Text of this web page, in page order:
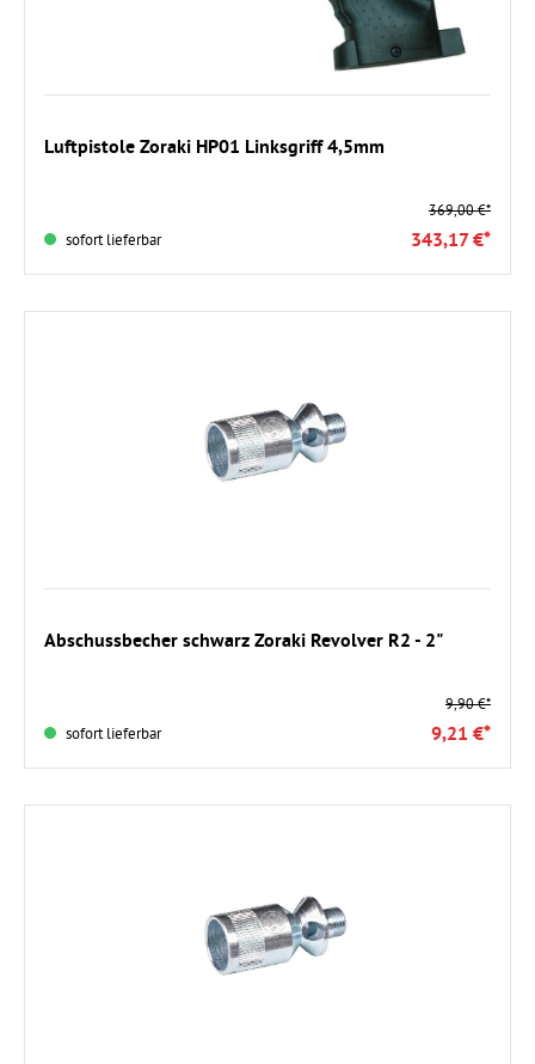
Luftpistole Zoraki HP01 Linksgriff 4,5mm
sofort lieferbar
369,00 €*
343,17 €*
Abschussbecher schwarz Zoraki Revolver R2 - 2"
sofort lieferbar
9,90 €*
9,21 €*